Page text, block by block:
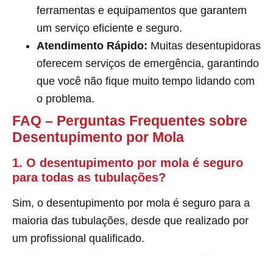
ferramentas e equipamentos que garantem
um serviço eficiente e seguro.
Atendimento Rápido: Muitas desentupidoras
oferecem serviços de emergência, garantindo
que você não fique muito tempo lidando com
o problema.
FAQ – Perguntas Frequentes sobre
Desentupimento por Mola
1. O desentupimento por mola é seguro
para todas as tubulações?
Sim, o desentupimento por mola é seguro para a
maioria das tubulações, desde que realizado por
um profissional qualificado.